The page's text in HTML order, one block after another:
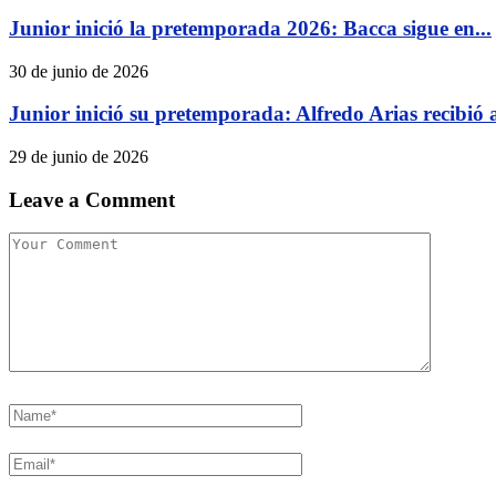
Junior inició la pretemporada 2026: Bacca sigue en...
30 de junio de 2026
Junior inició su pretemporada: Alfredo Arias recibió
29 de junio de 2026
Leave a Comment